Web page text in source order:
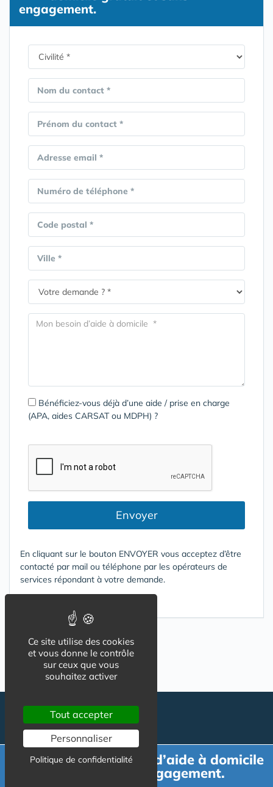
engagement.
Nom du contact *
Prénom du contact *
Adresse email *
Numéro de téléphone *
Code postal *
Ville *
Bénéficiez-vous déjà d’une aide / prise en charge
(APA, aides CARSAT ou MDPH) ?
Envoyer
En cliquant sur le bouton ENVOYER vous acceptez d’être
contacté par mail ou téléphone par les opérateurs de
services répondant à votre demande.
Demande de devis d’aide à domicile
gratuit et sans engagement.
Ce site utilise des cookies
et vous donne le contrôle
sur ceux que vous
souhaitez activer
Tout accepter
Personnaliser
Politique de confidentialité